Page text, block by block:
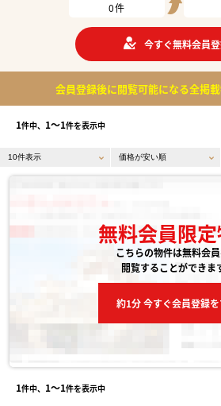
0件
今すぐ無料会員
会員登録後に閲覧可能になる全掲
1件中、 1〜1件を表示中
無料会員限
こちらの物件は無料会
閲覧することができま
約1分 今すぐ会員登録
1件中、 1〜1件を表示中